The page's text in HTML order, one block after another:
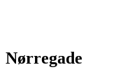
Nørregade